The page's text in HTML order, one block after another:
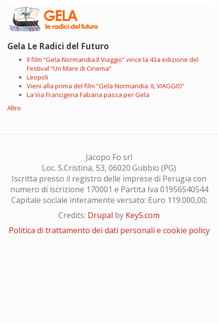
Gela Le Radici del Futuro
Il film “Gela-Normandia.Il Viaggio” vince la 43a edizione del
Festival “Un Mare di Cinema”
Leopoli
Vieni alla prima del film “Gela-Normandia. IL VIAGGIO”
La Via Francigena Fabaria passa per Gela
Altro
Jacopo Fo srl
Loc. S.Cristina, 53, 06020 Gubbio (PG)
Iscritta presso il registro delle imprese di Perugia con
numero di iscrizione 170001 e Partita Iva 01956540544
Capitale sociale interamente versato: Euro 119.000,00;
Credits: Drupal by Key5.com
Politica di trattamento dei dati personali e cookie policy